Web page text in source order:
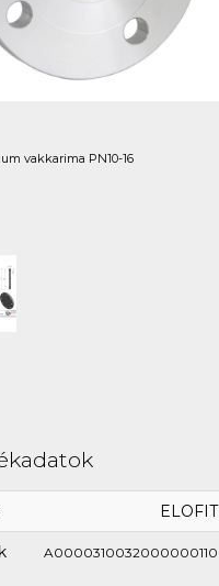
vakkarima PN10-16
ELOFIT
A0000310032000000110